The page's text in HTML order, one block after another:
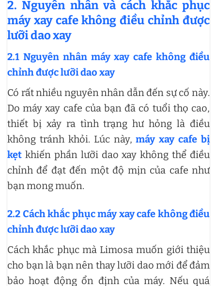
2. Nguyên nhân và cách khắc phục
máy xay cafe không điều chỉnh được
lưỡi dao xay
2.1 Nguyên nhân máy xay cafe không điều
chỉnh được lưỡi dao xay
Có rất nhiều nguyên nhân dẫn đến sự cố này.
Do máy xay cafe của bạn đã có tuổi thọ cao,
thiết bị xảy ra tình trạng hư hỏng là điều
không tránh khỏi. Lúc này,máy xay cafe bị
kẹt khiến phần lưỡi dao xay không thể điều
chỉnh để đạt đến một độ mịn của cafe như
bạn mong muốn.
2.2 Cách khắc phục máy xay cafe không điều
chỉnh được lưỡi dao xay
Cách khắc phục mà Limosa muốn giới thiệu
cho bạn là bạn nên thay lưỡi dao mới để đảm
bảo hoạt động ổn định của máy. Nếu quá